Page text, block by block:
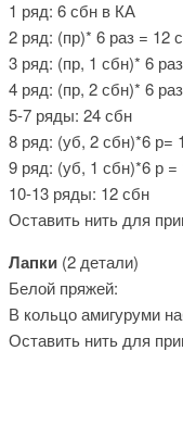
1 ряд: 6 сбн в КА
2 ряд: (пр)* 6 раз = 12
3 ряд: (пр, 1 сбн)* 6
4 ряд: (пр, 2 сбн)* 6
5-7 ряды: 24 сбн
8 ряд: (уб, 2 сбн)*6 р=
9 ряд: (уб, 1 сбн)*6 р =
10-13 ряды: 12 сбн
Оставить нить для
Лапки (2 детали)
Белой пряжей:
В кольцо амигуруми
Оставить нить для